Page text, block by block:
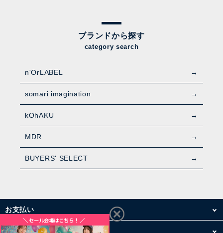
ブランドから探す
category search
n'OrLABEL
somari imagination
kOhAKU
MDR
BUYERS' SELECT
お支払い
配送・送料